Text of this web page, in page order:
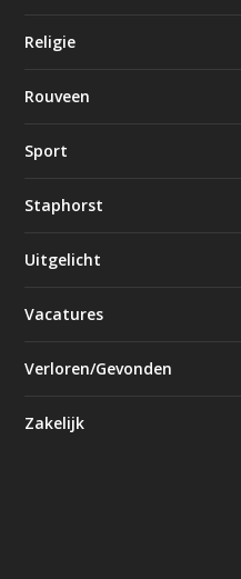
Religie
Rouveen
Sport
Staphorst
Uitgelicht
Vacatures
Verloren/Gevonden
Zakelijk